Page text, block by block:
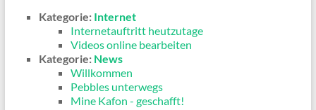
Kategorie: Internet
Internetauftritt heutzutage
Videos online bearbeiten
Kategorie: News
Willkommen
Pebbles unterwegs
Mine Kafon - geschafft!